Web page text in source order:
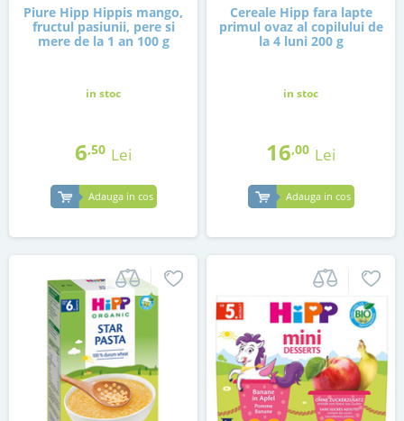
Piure Hipp Hippis mango,
fructul pasiunii, pere si
mere de la 1 an 100 g
in stoc
6,50 Lei
Adauga in cos
Cereale Hipp fara lapte
primul ovaz al copilului de
la 4 luni 200 g
in stoc
16,00 Lei
Adauga in cos